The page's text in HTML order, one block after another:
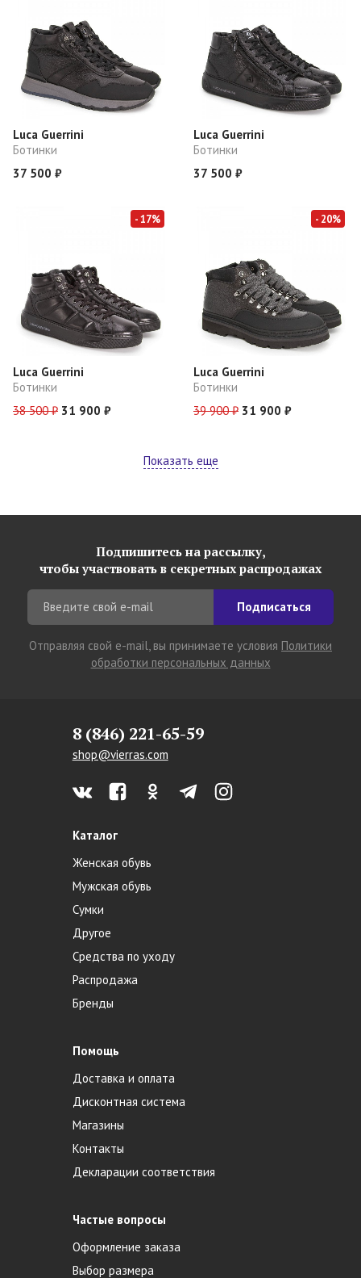
Luca Guerrini
Ботинки
37 500 ₽
Luca Guerrini
Ботинки
37 500 ₽
- 17%
Luca Guerrini
Ботинки
38 500 ₽ 31 900 ₽
- 20%
Luca Guerrini
Ботинки
39 900 ₽ 31 900 ₽
Показать еще
Подпишитесь на рассылку,
чтобы участвовать в секретных распродажах
Подписаться
Отправляя свой e-mail, вы принимаете условия Политики
обработки персональных данных
8 (846) 221-65-59
shop@vierras.com
Каталог
Женская обувь
Мужская обувь
Сумки
Другое
Средства по уходу
Распродажа
Бренды
Помощь
Доставка и оплата
Дисконтная система
Магазины
Контакты
Декларации соответствия
Частые вопросы
Оформление заказа
Выбор размера